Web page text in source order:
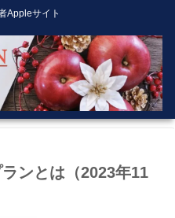
Appleサイト
ンとは（2023年11